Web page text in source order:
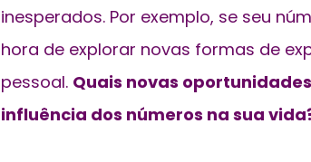
inesperados. Por exemplo, se seu
hora de explorar novas formas de
pessoal. Quais novas
influência dos números na sua